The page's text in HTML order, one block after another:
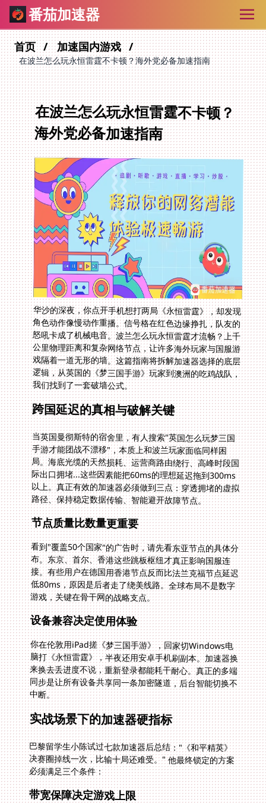
番茄加速器
首页 加速国内游戏
在波兰怎么玩永恒雷霆不卡顿？海外党必备加速指南
在波兰怎么玩永恒雷霆不卡顿？
海外党必备加速指南
华沙的深夜，你点开手机想打两局《永恒雷霆》，却发现
角色动作像慢动作重播。信号格在红色边缘挣扎，队友的
怒吼卡成了机械电音。波兰怎么玩永恒雷霆才流畅？上千
公里物理距离和复杂网络节点，让许多海外玩家与国服游
戏隔着一道无形的墙。这篇指南将拆解加速器选择的底层
逻辑，从英国的《梦三国手游》玩家到澳洲的吃鸡战队，
我们找到了一套破墙公式。
跨国延迟的真相与破解关键
当英国曼彻斯特的宿舍里，有人搜索"英国怎么玩梦三国
手游才能团战不漂移"，本质上和波兰玩家面临同样困
局。海底光缆的天然损耗、运营商路由绕行、高峰时段国
际出口拥堵...这些因素能把60ms的理想延迟拖到300ms
以上。真正有效的加速器必须做到三点：穿透拥堵的虚拟
路径、保持稳定数据传输、智能避开故障节点。
节点质量比数量更重要
看到"覆盖50个国家"的广告时，请先看东亚节点的具体分
布。东京、首尔、香港这些跳板枢纽才真正影响国服连
接。有些用户在德国用香港节点反而比法兰克福节点延迟
低80ms，原因是后者走了绕美线路。全球布局不是数字
游戏，关键在骨干网的战略支点。
设备兼容决定使用体验
你在伦敦用iPad搓《梦三国手游》，回家切Windows电
脑打《永恒雷霆》，半夜还用安卓手机刷副本。加速器换
来换去丢进度不说，重新登录都能耗干耐心。真正的多端
同步是让所有设备共享同一条加密隧道，后台智能切换不
中断。
实战场景下的加速器硬指标
巴黎留学生小陈试过七款加速器后总结："《和平精英》
决赛圈掉线一次，比输十局还难受。" 他最终锁定的方案
必须满足三个条件：
带宽保障决定游戏上限